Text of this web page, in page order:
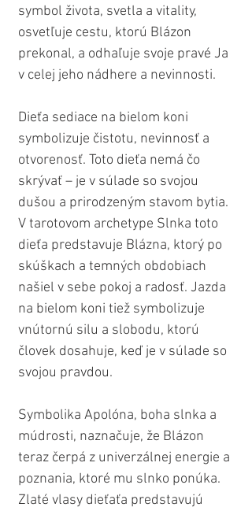
symbol života, svetla a vitality,
osvetľuje cestu, ktorú Blázon
prekonal, a odhaľuje svoje pravé Ja
v celej jeho nádhere a nevinnosti.
Dieťa sediace na bielom koni
symbolizuje čistotu, nevinnosť a
otvorenosť. Toto dieťa nemá čo
skrývať – je v súlade so svojou
dušou a prirodzeným stavom bytia.
V tarotovom archetype Slnka toto
dieťa predstavuje Blázna, ktorý po
skúškach a temných obdobiach
našiel v sebe pokoj a radosť. Jazda
na bielom koni tiež symbolizuje
vnútornú silu a slobodu, ktorú
človek dosahuje, keď je v súlade so
svojou pravdou.
Symbolika Apolóna, boha slnka a
múdrosti, naznačuje, že Blázon
teraz čerpá z univerzálnej energie a
poznania, ktoré mu slnko ponúka.
Zlaté vlasy dieťaťa predstavujú